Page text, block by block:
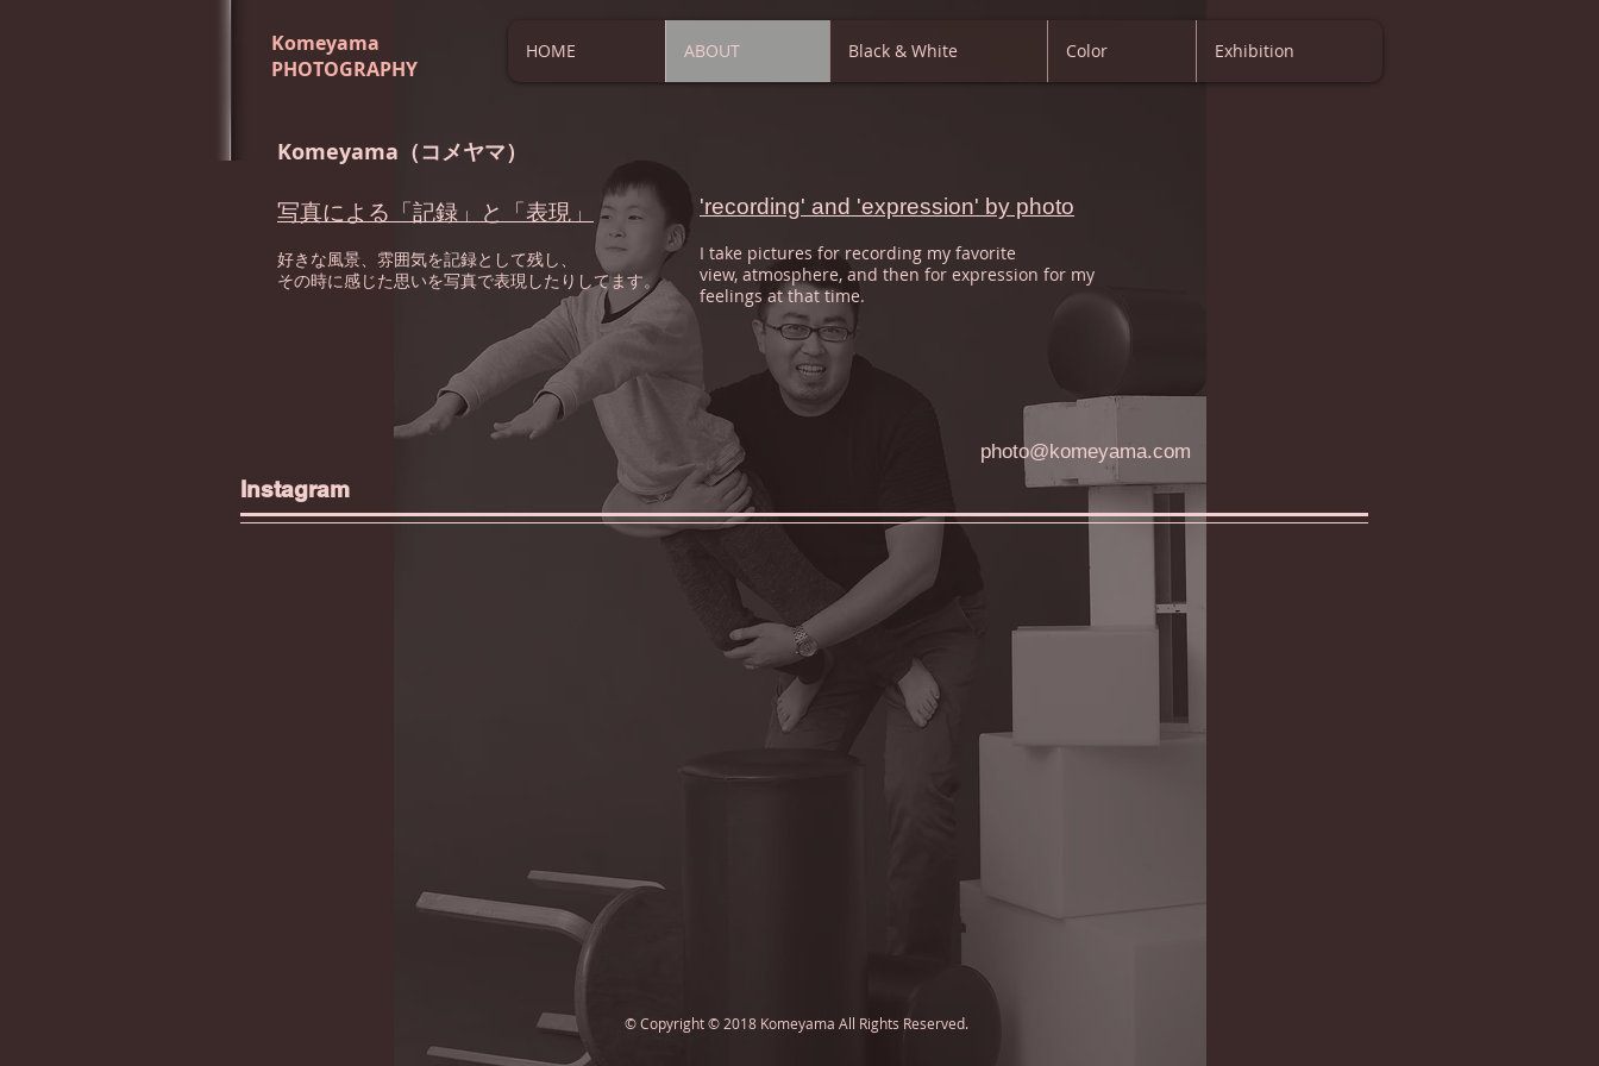
​Komeyama
PHOTOGRAPHY
HOME ABOUT Black & White Color Exhibition
Komeyama（コメヤマ）
写真による「記録」と「表現」
好きな風景、雰囲気を記録として残し、
その時に感じた思いを写真で表現したりしてます。
'recording' and 'expression' by photo
I take pictures for recording my favorite
view, atmosphere, and then for expression for my
feelings at that time.
Instagram
photo@komeyama.com
© Copyright © 2018 Komeyama All Rights Reserved.